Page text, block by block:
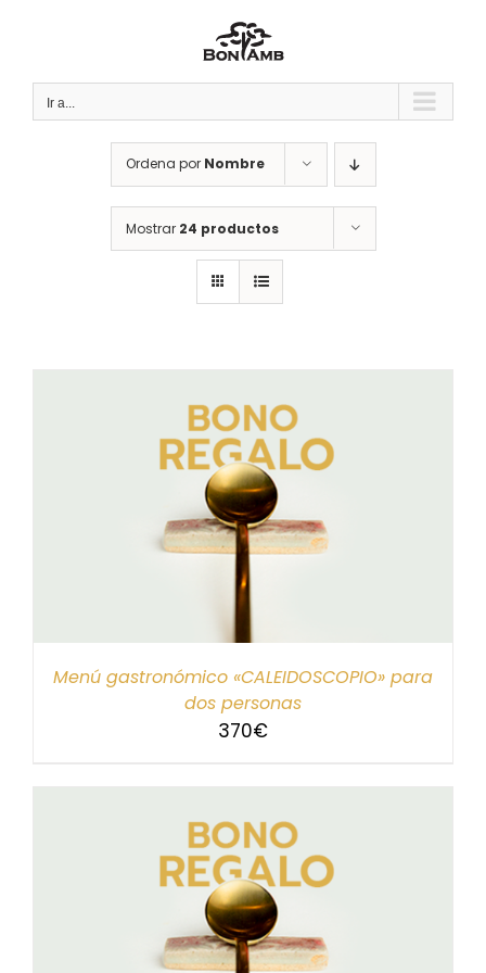
Ir a...
Ordena por Nombre
Mostrar 24 productos
Menú gastronómico «CALEIDOSCOPIO» para
dos personas
370€